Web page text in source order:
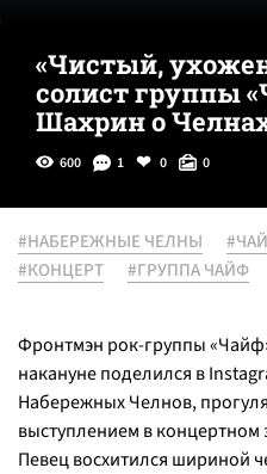
«Чистый,
солист группы
Шахрин о
600 1 0 0
#НАБЕРЕЖНЫЕ ЧЕЛНЫ
#КОНЦЕРТ
#ГРУППА ЧАЙФ
Фронтмэн рок-группы
накануне поделился в
Набережных Челнов,
выступлением в
Певец восхитился шириной